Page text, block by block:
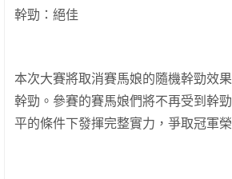
幹勁：絕佳
本次大賽將取消賽馬娘的隨機幹勁效
幹勁。參賽的賽馬娘們將不再受到幹
平的條件下發揮完整實力，爭取冠軍榮